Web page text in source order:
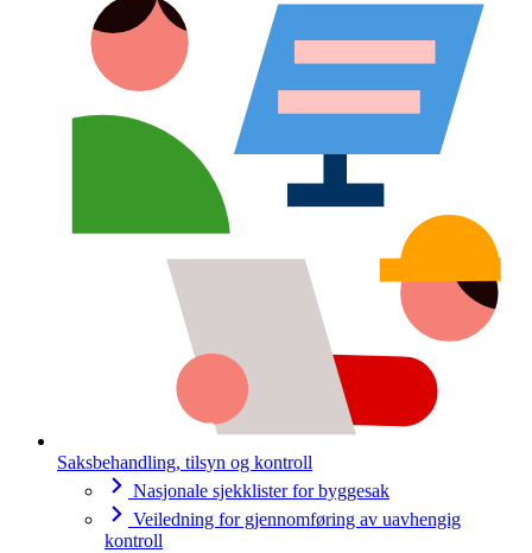
Saksbehandling, tilsyn og kontroll
Nasjonale sjekklister for byggesak
Veiledning for gjennomføring av uavhengig
kontroll